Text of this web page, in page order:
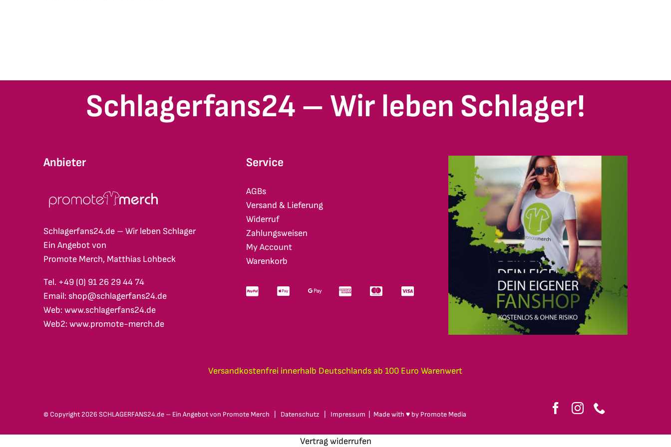
Schlagerfans24 – Wir leben Schlager!
Anbieter
Schlagerfans24.de – Wir leben Schlager
Ein Angebot von
Promote Merch, Matthias Lohbeck
Tel. +49 (0) 91 26 29 44 74
Email: shop@schlagerfans24.de
Web: www.schlagerfans24.de
Web2: www.promote-merch.de
Service
AGBs
Versand & Lieferung
Widerruf
Zahlungsweisen
My Account
Warenkorb
Versandkostenfrei innerhalb Deutschlands ab 100 Euro Warenwert
© Copyright 2026 SCHLAGERFANS24.de – Ein Angebot von Promote Merch Datenschutz Impressum | Made with ♥ by Promote Media
Vertrag widerrufen